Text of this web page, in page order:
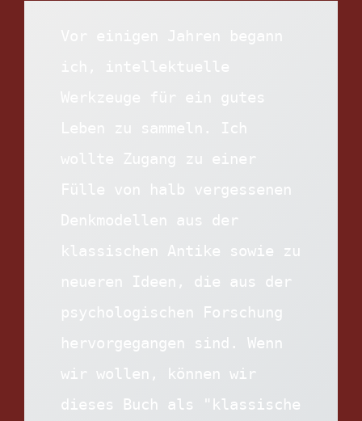
Leben zu sammeln. Ich
wollte Zugang zu einer
Fülle von halb vergessenen
Denkmodellen aus der
klassischen Antike sowie zu
neueren Ideen, die aus der
psychologischen Forschung
hervorgegangen sind. Wenn
wir wollen, können wir
dieses Buch als "klassische